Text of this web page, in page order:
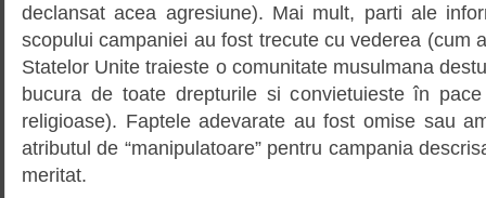
declansat acea agresiune). Mai mult, parti ale
scopului campaniei au fost trecute cu vederea (cum
Statelor Unite traieste o comunitate musulmana
bucura de toate drepturile si convietuieste în
religioase). Faptele adevarate au fost omise sau
atributul de “manipulatoare” pentru campania
meritat.